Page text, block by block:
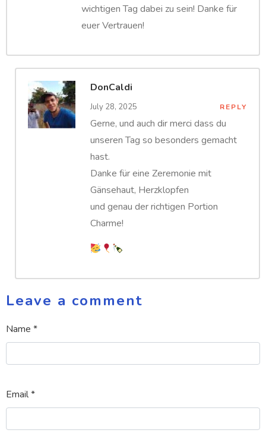
wichtigen Tag dabei zu sein! Danke für
euer Vertrauen!
DonCaldi
July 28, 2025 REPLY
Gerne, und auch dir merci dass du
unseren Tag so besonders gemacht
hast.
Danke für eine Zeremonie mit
Gänsehaut, Herzklopfen
und genau der richtigen Portion
Charme!
Leave a comment
Name *
Email *